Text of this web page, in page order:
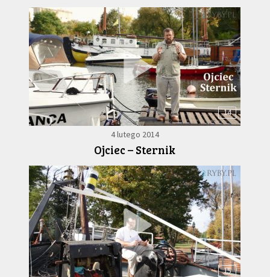
14
4 lutego 2014
Ojciec – Sternik
15